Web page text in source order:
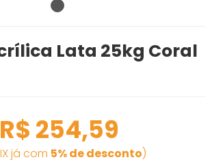
Lata 25kg Coral
R$ 254,59
já com 5% de desconto)